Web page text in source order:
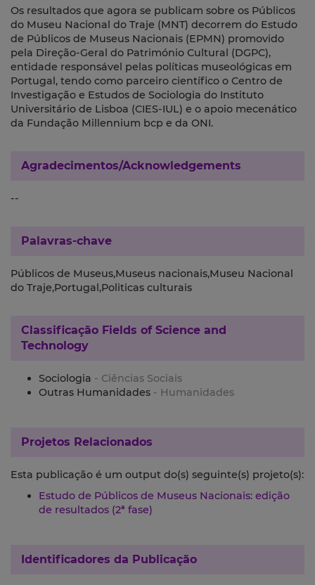
Os resultados que agora se publicam sobre os Públicos
do Museu Nacional do Traje (MNT) decorrem do Estudo
de Públicos de Museus Nacionais (EPMN) promovido
pela Direção‑Geral do Património Cultural (DGPC),
entidade responsável pelas políticas museológicas em
Portugal, tendo como parceiro científico o Centro de
Investigação e Estudos de Sociologia do Instituto
Universitário de Lisboa (CIES‑IUL) e o apoio mecenático
da Fundação Millennium bcp e da ONI.
Agradecimentos/Acknowledgements
--
Palavras-chave
Públicos de Museus,Museus nacionais,Museu Nacional
do Traje,Portugal,Politicas culturais
Classificação Fields of Science and
Technology
Sociologia - Ciências Sociais
Outras Humanidades - Humanidades
Projetos Relacionados
Esta publicação é um output do(s) seguinte(s) projeto(s):
Estudo de Públicos de Museus Nacionais: edição
de resultados (2ª fase)
Identificadores da Publicação